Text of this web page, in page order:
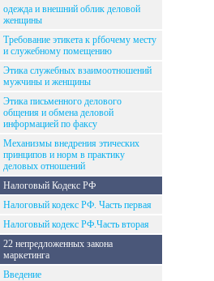
одежда и внешний облик деловой
женщины
Требование этикета к рfбочему месту
и служебному помещению
Этика служебных взаимоотношений
мужчины и женщины
Этика письменного делового
общения и обмена деловой
информацией по факсу
Механизмы внедрения этических
принципов и норм в практику
деловых отношений
Налоговый Кодекс РФ
Налоговый кодекс РФ. Часть первая
Налоговый кодекс РФ.Часть вторая
22 непредложенных закона
маркетинга
Введение